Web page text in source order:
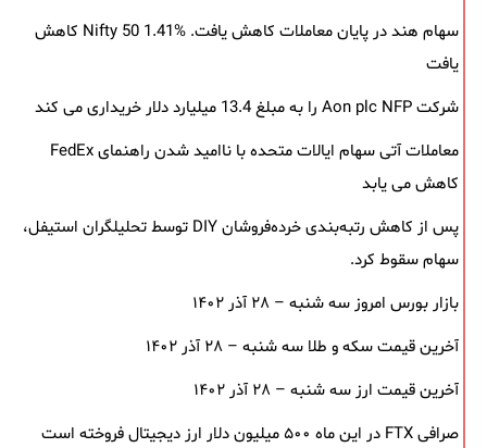
سهام هند در پایان معاملات کاهش یافت. Nifty 50 1.41% کاهش
یافت
شرکت Aon plc NFP را به مبلغ 13.4 میلیارد دلار خریداری می کند
معاملات آتی سهام ایالات متحده با ناامید شدن راهنمای FedEx
کاهش می یابد
پس از کاهش رتبه‌بندی خرده‌فروشان DIY توسط تحلیلگران استیفل،
سهام سقوط کرد.
بازار بورس امروز سه شنبه – ۲۸ آذر ۱۴۰۲
آخرین قیمت سکه و طلا سه شنبه – ۲۸ آذر ۱۴۰۲
آخرین قیمت ارز سه شنبه – ۲۸ آذر ۱۴۰۲
صرافی FTX در این ماه ۵۰۰ میلیون دلار ارز دیجیتال فروخته است